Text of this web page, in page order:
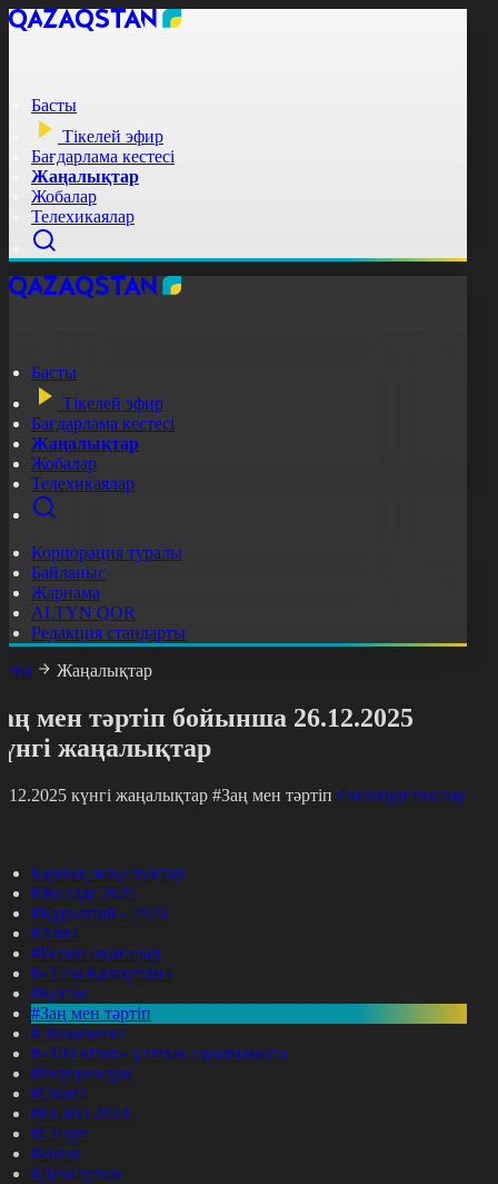
Басты
Тікелей эфир
Бағдарлама кестесі
Жаңалықтар
Жобалар
Телехикаялар
Басты
Тікелей эфир
Бағдарлама кестесі
Жаңалықтар
Жобалар
Телехикаялар
Корпорация туралы
Байланыс
Жарнама
ALTYN QOR
Редакция стандарты
Жаңалықтар
мен тәртіп бойынша 26.12.2025
жаңалықтар
күнгі жаңалықтар #Заң мен тәртіп Фильтрді тазалау
Барлық жаңалықтар
#Жолдау 2025
#Құрылтай - 2026
#Апта
#Ресми оқиғалар
#«Таза Қазақстан»
#Қоғам
#Заң мен тәртіп
#Экономика
#«100 кітап» ұлттық сауалнамасы
#Референдум
#Оқиға
#EURO 2024
#Спорт
#Әлем
#Денсаулық